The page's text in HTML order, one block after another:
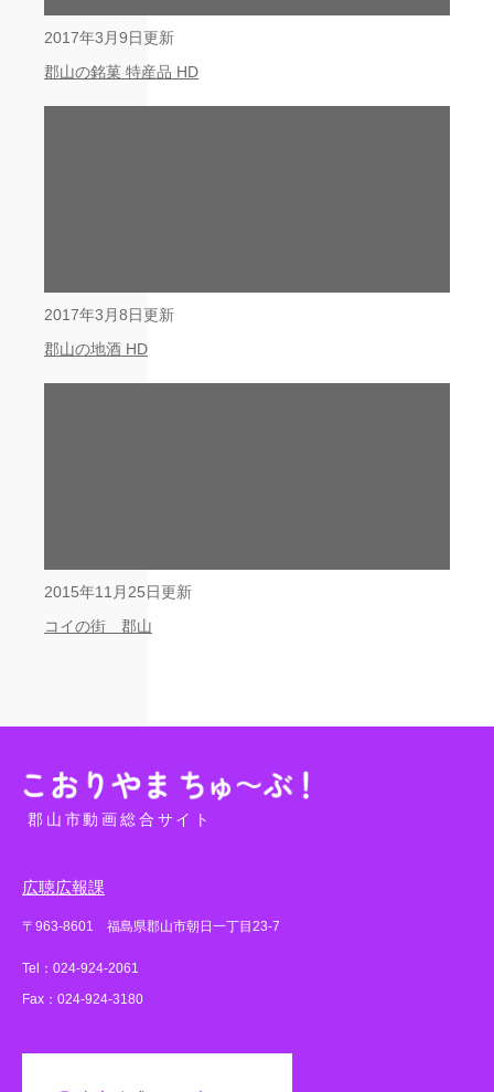
2017年3月9日更新
郡山の銘菓 特産品 HD
2017年3月8日更新
郡山の地酒 HD
2015年11月25日更新
コイの街 郡山
郡山市動画総合サイト
広聴広報課
〒963-8601 福島県郡山市朝日一丁目23-7
Tel：024-924-2061
Fax：024-924-3180